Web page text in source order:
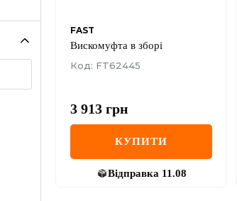
FAST
Вискомуфта в зборі
Код: FT62445
3 913 грн
КУПИТИ
Відправка 11.08